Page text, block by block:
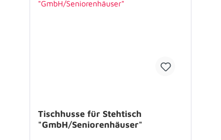
Tischhusse für Stehtisch
"GmbH/Seniorenhäuser"